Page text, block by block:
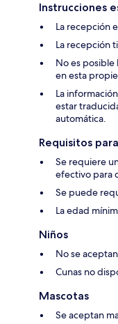
Instrucciones
La recepción
La recepción
No es
en esta
La
estar
automática.
Requisitos
Se requiere
efectivo para
Se puede
La edad
Niños
No se
Cunas no
Mascotas
Se aceptan